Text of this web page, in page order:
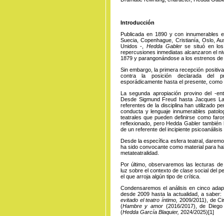
Introducción
Publicada en 1890 y con innumerables
Suecia, Copenhague, Cristianía, Oslo,
Unidos -,Hedda Gablerse situó en
repercusiones inmediatas alcanzaron el
1879 y parangonándose a los estrenos
Sin embargo, la primera recepción
contra la posición declarada del
esporádicamente hasta el presente,
La segunda apropiación provino del -
Desde Sigmund Freud hasta Jacques
referentes de la disciplina han utilizado
conducta y lenguaje innumerables
teatrales que pueden definirse como
reflexionado, pero Hedda Gabler
de un referente del incipiente
Desde la específica esfera teatral,
ha sido convocante como material para
metateatralidad.
Por último, observaremos las lecturas
luz sobre el contexto de clase social del
el que arroja algún tipo de crítica.
Condensaremos el análisis en cinco
desde 2009 hasta la actualidad, a
evitado el teatro íntimo, 2009/2011), de
(Hambre y amor (2016/2017), de
(Hedda García Blaquier, 2024/2025)[1]